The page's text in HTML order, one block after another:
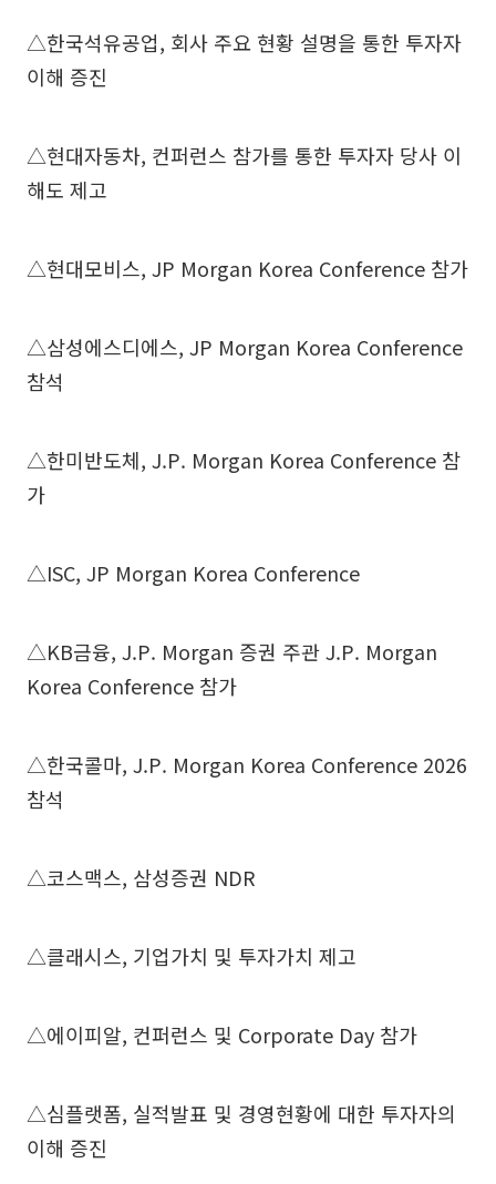
△한국석유공업, 회사 주요 현황 설명을 통한 투자자
이해 증진
△현대자동차, 컨퍼런스 참가를 통한 투자자 당사 이
해도 제고
△현대모비스, JP Morgan Korea Conference 참가
△삼성에스디에스, JP Morgan Korea Conference
참석
△한미반도체, J.P. Morgan Korea Conference 참
가
△ISC, JP Morgan Korea Conference
△KB금융, J.P. Morgan 증권 주관 J.P. Morgan
Korea Conference 참가
△한국콜마, J.P. Morgan Korea Conference 2026
참석
△코스맥스, 삼성증권 NDR
△클래시스, 기업가치 및 투자가치 제고
△에이피알, 컨퍼런스 및 Corporate Day 참가
△심플랫폼, 실적발표 및 경영현황에 대한 투자자의
이해 증진